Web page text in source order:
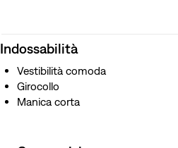
Indossabilità
Vestibilità comoda
Girocollo
Manica corta